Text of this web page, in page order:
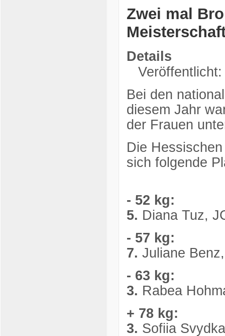
Zwei mal
Details
Bei den
diesem Jahr
der Frauen
Die
sich folgende
- 52 kg:
5. Diana Tuz,
- 57 kg:
7. Juliane
- 63 kg:
3. Rabea
+ 78 kg:
3. Sofiia